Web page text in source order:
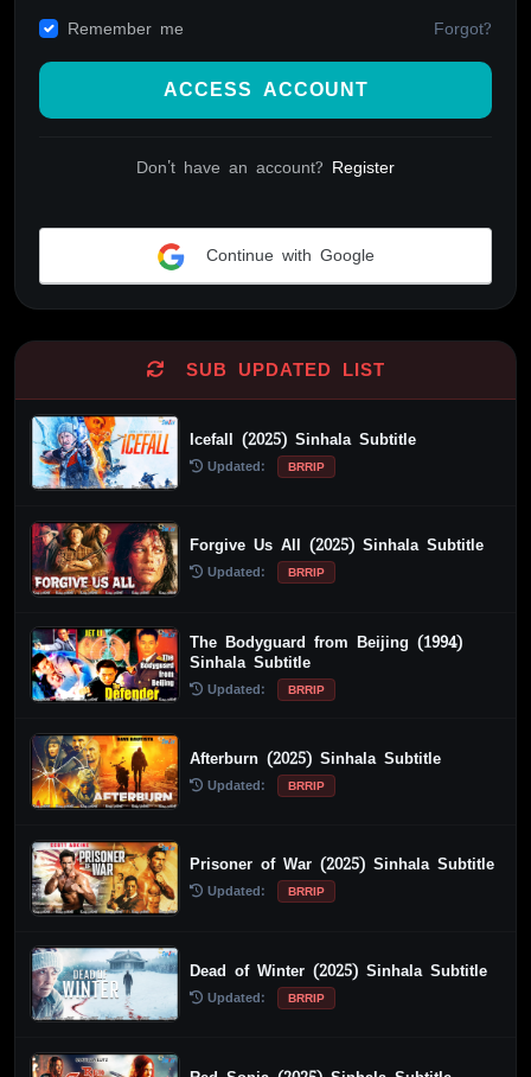
Remember me Forgot?
ACCESS ACCOUNT
Don't have an account? Register
Continue with Google
SUB UPDATED LIST
Icefall (2025) Sinhala Subtitle
Updated: BRRIP
Forgive Us All (2025) Sinhala Subtitle
Updated: BRRIP
The Bodyguard from Beijing (1994)
Sinhala Subtitle
Updated: BRRIP
Afterburn (2025) Sinhala Subtitle
Updated: BRRIP
Prisoner of War (2025) Sinhala Subtitle
Updated: BRRIP
Dead of Winter (2025) Sinhala Subtitle
Updated: BRRIP